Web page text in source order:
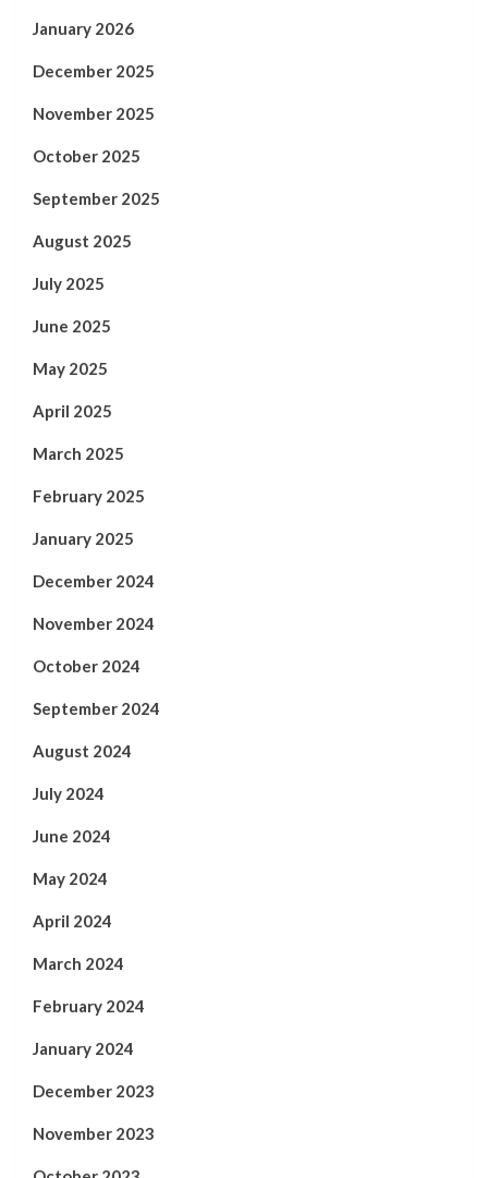
January 2026
December 2025
November 2025
October 2025
September 2025
August 2025
July 2025
June 2025
May 2025
April 2025
March 2025
February 2025
January 2025
December 2024
November 2024
October 2024
September 2024
August 2024
July 2024
June 2024
May 2024
April 2024
March 2024
February 2024
January 2024
December 2023
November 2023